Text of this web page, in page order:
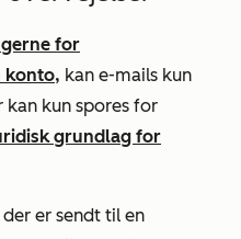
for
konto, kan e-mails kun
kan kun spores for
grundlag for
er sendt til en